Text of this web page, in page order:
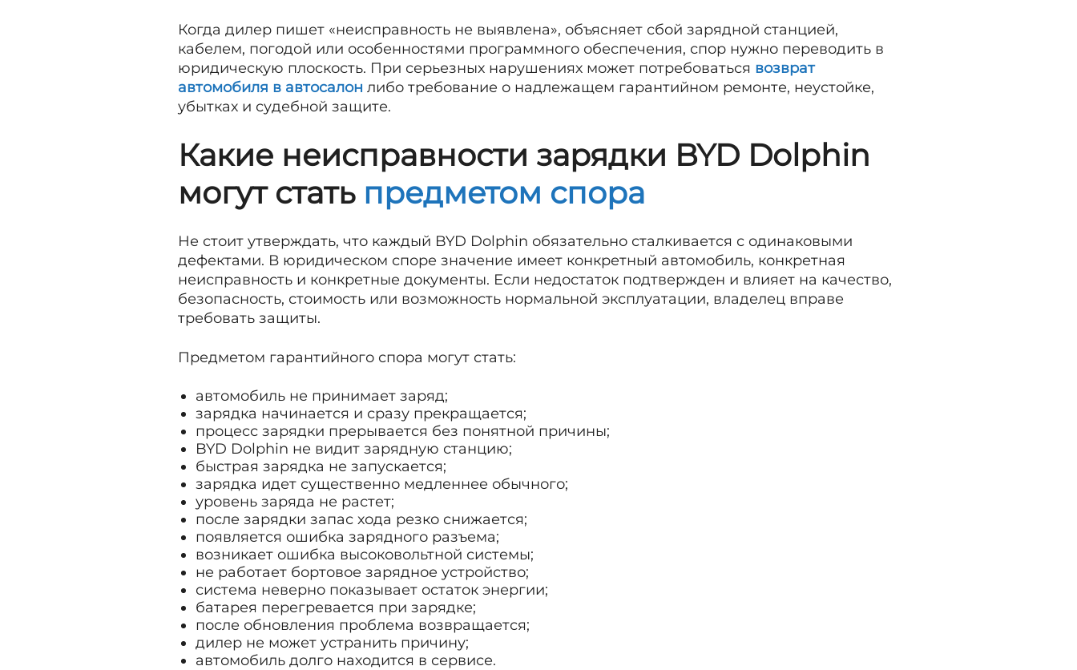
Когда дилер пишет «неисправность не выявлена», объясняет сбой зарядной станцией,
кабелем, погодой или особенностями программного обеспечения, спор нужно переводить в
юридическую плоскость. При серьезных нарушениях может потребоваться возврат
автомобиля в автосалон либо требование о надлежащем гарантийном ремонте, неустойке,
убытках и судебной защите.
Какие неисправности зарядки BYD Dolphin
могут статьпредметом спора
Не стоит утверждать, что каждый BYD Dolphin обязательно сталкивается с одинаковыми
дефектами. В юридическом споре значение имеет конкретный автомобиль, конкретная
неисправность и конкретные документы. Если недостаток подтвержден и влияет на качество,
безопасность, стоимость или возможность нормальной эксплуатации, владелец вправе
требовать защиты.
Предметом гарантийного спора могут стать:
автомобиль не принимает заряд;
зарядка начинается и сразу прекращается;
процесс зарядки прерывается без понятной причины;
BYD Dolphin не видит зарядную станцию;
быстрая зарядка не запускается;
зарядка идет существенно медленнее обычного;
уровень заряда не растет;
после зарядки запас хода резко снижается;
появляется ошибка зарядного разъема;
возникает ошибка высоковольтной системы;
не работает бортовое зарядное устройство;
система неверно показывает остаток энергии;
батарея перегревается при зарядке;
после обновления проблема возвращается;
дилер не может устранить причину;
автомобиль долго находится в сервисе.